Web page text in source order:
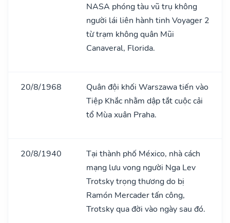
NASA phóng tàu vũ trụ không
người lái liên hành tinh Voyager 2
từ trạm không quân Mũi
Canaveral, Florida.
20/8/1968
Quân đội khối Warszawa tiến vào
Tiệp Khắc nhằm dập tắt cuộc cải
tổ Mùa xuân Praha.
20/8/1940
Tại thành phố México, nhà cách
mạng lưu vong người Nga Lev
Trotsky trọng thương do bị
Ramón Mercader tấn công,
Trotsky qua đời vào ngày sau đó.